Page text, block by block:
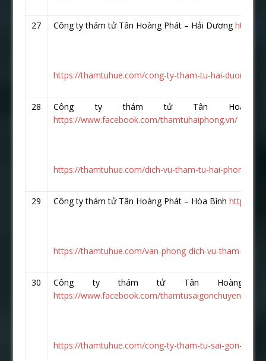
27 Công ty thám tử Tân Hoàng Phát – Hải Dươnghttps://
https://thamtuhue.com/cong-ty-tham-tu-hai-duong-
28
Công ty thám tử Tân
https://www.facebook.com/thamtuhaiphong.vn/
https://thamtuhue.com/dich-vu-tham-tu-hai-phong-uy-
29 Công ty thám tử Tân Hoàng Phát – Hòa Bìnhhttps://
https://thamtuhue.com/van-phong-dich-vu-tham-tu-
30
Công ty thám tử Tân Hoàng
https://www.facebook.com/
https://thamtuhue.com/cong-ty-tham-tu-sai-gon-uy-